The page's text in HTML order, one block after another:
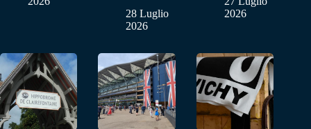
28 Luglio
2026
2026